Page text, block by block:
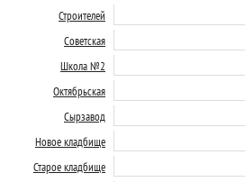
Строителей
Советская
Школа №2
Октябрьская
Сырзавод
Новое кладбище
Старое кладбище